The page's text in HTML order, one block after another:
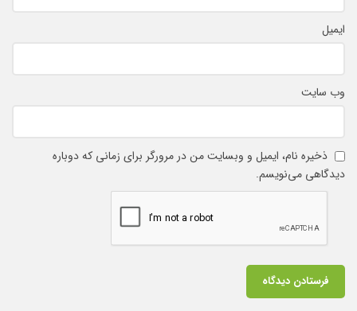
ایمیل
وب‌ سایت
ذخیره نام، ایمیل و وبسایت من در مرورگر برای زمانی که دوباره
دیدگاهی می‌نویسم.